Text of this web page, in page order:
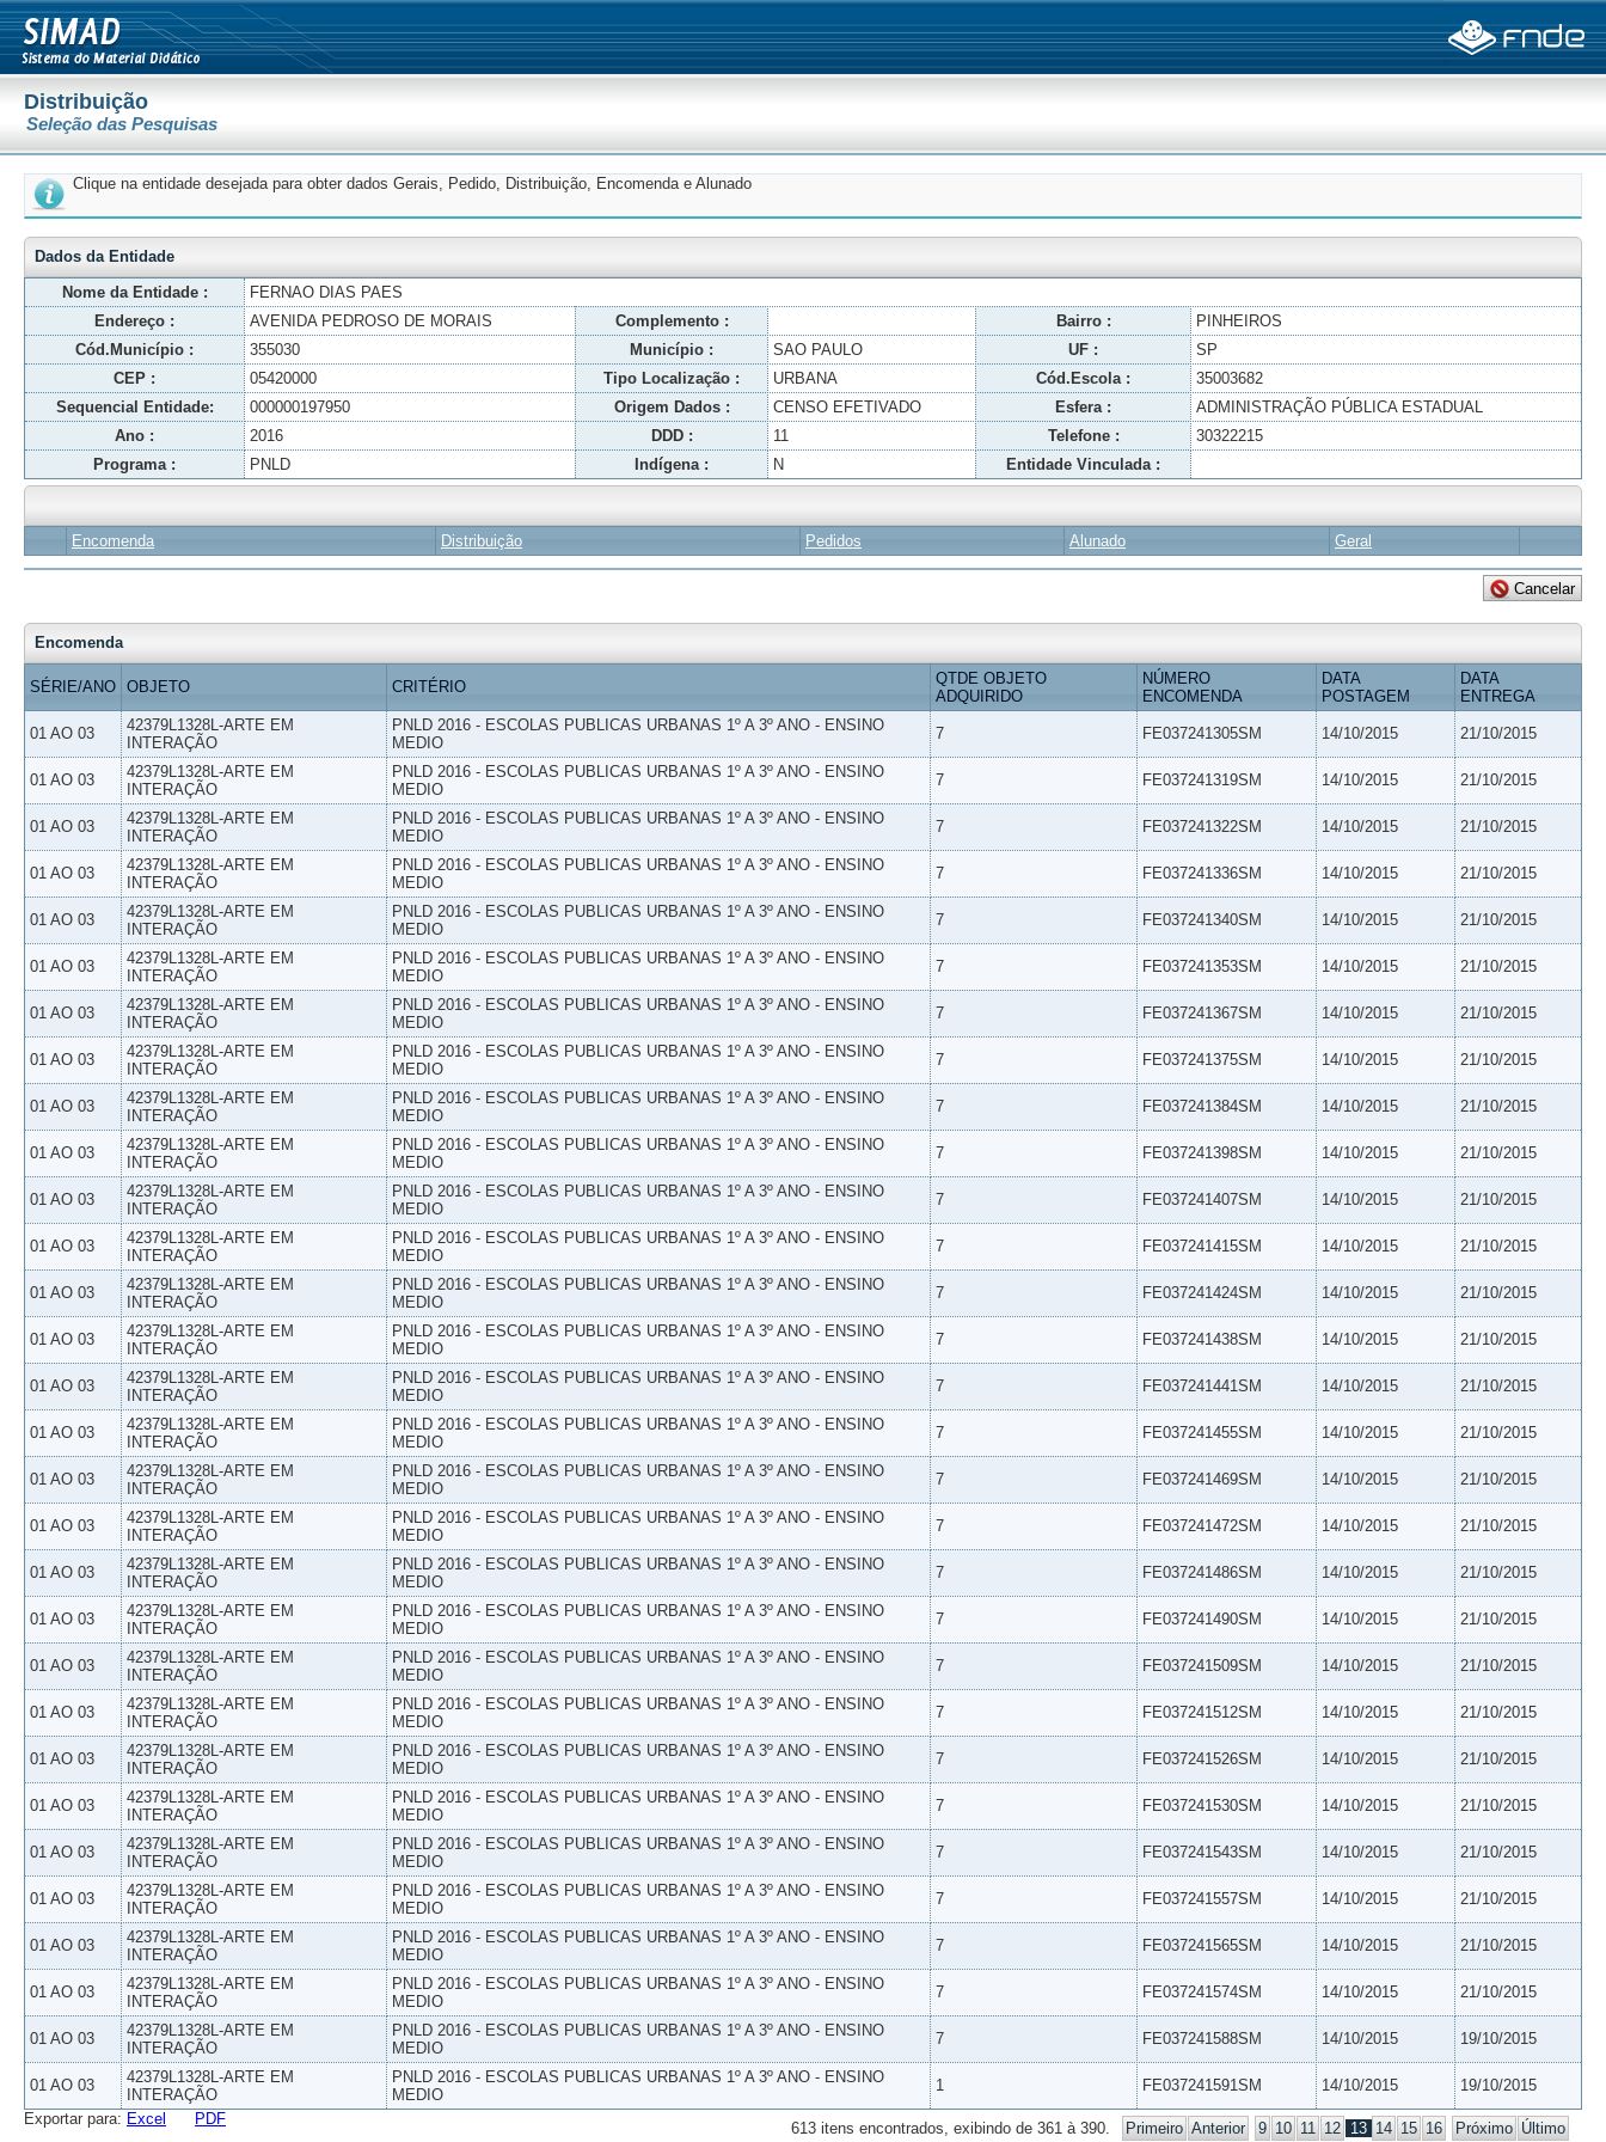
Distribuição
Seleção das Pesquisas
Clique na entidade desejada para obter dados Gerais, Pedido, Distribuição, Encomenda e Alunado
Dados da Entidade
Nome da Entidade :
FERNAO DIAS PAES
Endereço :
AVENIDA PEDROSO DE MORAIS Complemento : Bairro :
PINHEIROS
Cód.Município :
355030 Município : SAO PAULO UF :
SP
CEP :
05420000 Tipo Localização : URBANA Cód.Escola :
35003682
Sequencial Entidade:
000000197950 Origem Dados : CENSO EFETIVADO Esfera :
ADMINISTRAÇÃO PÚBLICA ESTADUAL
Ano :
2016 DDD : 11 Telefone :
30322215
Programa :
PNLD Indígena : N Entidade Vinculada :
Encomenda Distribuição Pedidos Alunado Geral
Encomenda
SÉRIE/ANO OBJETO CRITÉRIO
QTDE OBJETO
ADQUIRIDO
NÚMERO
ENCOMENDA
DATA
POSTAGEM
DATA
ENTREGA
01 AO 03
42379L1328L-ARTE EM
INTERAÇÃO
PNLD 2016 - ESCOLAS PUBLICAS URBANAS 1º A 3º ANO - ENSINO
MEDIO
7 FE037241305SM 14/10/2015 21/10/2015
01 AO 03
42379L1328L-ARTE EM
INTERAÇÃO
PNLD 2016 - ESCOLAS PUBLICAS URBANAS 1º A 3º ANO - ENSINO
MEDIO
7 FE037241319SM 14/10/2015 21/10/2015
01 AO 03
42379L1328L-ARTE EM
INTERAÇÃO
PNLD 2016 - ESCOLAS PUBLICAS URBANAS 1º A 3º ANO - ENSINO
MEDIO
7 FE037241322SM 14/10/2015 21/10/2015
01 AO 03
42379L1328L-ARTE EM
INTERAÇÃO
PNLD 2016 - ESCOLAS PUBLICAS URBANAS 1º A 3º ANO - ENSINO
MEDIO
7 FE037241336SM 14/10/2015 21/10/2015
01 AO 03
42379L1328L-ARTE EM
INTERAÇÃO
PNLD 2016 - ESCOLAS PUBLICAS URBANAS 1º A 3º ANO - ENSINO
MEDIO
7 FE037241340SM 14/10/2015 21/10/2015
01 AO 03
42379L1328L-ARTE EM
INTERAÇÃO
PNLD 2016 - ESCOLAS PUBLICAS URBANAS 1º A 3º ANO - ENSINO
MEDIO
7 FE037241353SM 14/10/2015 21/10/2015
01 AO 03
42379L1328L-ARTE EM
INTERAÇÃO
PNLD 2016 - ESCOLAS PUBLICAS URBANAS 1º A 3º ANO - ENSINO
MEDIO
7 FE037241367SM 14/10/2015 21/10/2015
01 AO 03
42379L1328L-ARTE EM
INTERAÇÃO
PNLD 2016 - ESCOLAS PUBLICAS URBANAS 1º A 3º ANO - ENSINO
MEDIO
7 FE037241375SM 14/10/2015 21/10/2015
01 AO 03
42379L1328L-ARTE EM
INTERAÇÃO
PNLD 2016 - ESCOLAS PUBLICAS URBANAS 1º A 3º ANO - ENSINO
MEDIO
7 FE037241384SM 14/10/2015 21/10/2015
01 AO 03
42379L1328L-ARTE EM
INTERAÇÃO
PNLD 2016 - ESCOLAS PUBLICAS URBANAS 1º A 3º ANO - ENSINO
MEDIO
7 FE037241398SM 14/10/2015 21/10/2015
01 AO 03
42379L1328L-ARTE EM
INTERAÇÃO
PNLD 2016 - ESCOLAS PUBLICAS URBANAS 1º A 3º ANO - ENSINO
MEDIO
7 FE037241407SM 14/10/2015 21/10/2015
01 AO 03
42379L1328L-ARTE EM
INTERAÇÃO
PNLD 2016 - ESCOLAS PUBLICAS URBANAS 1º A 3º ANO - ENSINO
MEDIO
7 FE037241415SM 14/10/2015 21/10/2015
01 AO 03
42379L1328L-ARTE EM
INTERAÇÃO
PNLD 2016 - ESCOLAS PUBLICAS URBANAS 1º A 3º ANO - ENSINO
MEDIO
7 FE037241424SM 14/10/2015 21/10/2015
01 AO 03
42379L1328L-ARTE EM
INTERAÇÃO
PNLD 2016 - ESCOLAS PUBLICAS URBANAS 1º A 3º ANO - ENSINO
MEDIO
7 FE037241438SM 14/10/2015 21/10/2015
01 AO 03
42379L1328L-ARTE EM
INTERAÇÃO
PNLD 2016 - ESCOLAS PUBLICAS URBANAS 1º A 3º ANO - ENSINO
MEDIO
7 FE037241441SM 14/10/2015 21/10/2015
01 AO 03
42379L1328L-ARTE EM
INTERAÇÃO
PNLD 2016 - ESCOLAS PUBLICAS URBANAS 1º A 3º ANO - ENSINO
MEDIO
7 FE037241455SM 14/10/2015 21/10/2015
01 AO 03
42379L1328L-ARTE EM
INTERAÇÃO
PNLD 2016 - ESCOLAS PUBLICAS URBANAS 1º A 3º ANO - ENSINO
MEDIO
7 FE037241469SM 14/10/2015 21/10/2015
01 AO 03
42379L1328L-ARTE EM
INTERAÇÃO
PNLD 2016 - ESCOLAS PUBLICAS URBANAS 1º A 3º ANO - ENSINO
MEDIO
7 FE037241472SM 14/10/2015 21/10/2015
01 AO 03
42379L1328L-ARTE EM
INTERAÇÃO
PNLD 2016 - ESCOLAS PUBLICAS URBANAS 1º A 3º ANO - ENSINO
MEDIO
7 FE037241486SM 14/10/2015 21/10/2015
01 AO 03
42379L1328L-ARTE EM
INTERAÇÃO
PNLD 2016 - ESCOLAS PUBLICAS URBANAS 1º A 3º ANO - ENSINO
MEDIO
7 FE037241490SM 14/10/2015 21/10/2015
01 AO 03
42379L1328L-ARTE EM
INTERAÇÃO
PNLD 2016 - ESCOLAS PUBLICAS URBANAS 1º A 3º ANO - ENSINO
MEDIO
7 FE037241509SM 14/10/2015 21/10/2015
01 AO 03
42379L1328L-ARTE EM
INTERAÇÃO
PNLD 2016 - ESCOLAS PUBLICAS URBANAS 1º A 3º ANO - ENSINO
MEDIO
7 FE037241512SM 14/10/2015 21/10/2015
01 AO 03
42379L1328L-ARTE EM
INTERAÇÃO
PNLD 2016 - ESCOLAS PUBLICAS URBANAS 1º A 3º ANO - ENSINO
MEDIO
7 FE037241526SM 14/10/2015 21/10/2015
01 AO 03
42379L1328L-ARTE EM
INTERAÇÃO
PNLD 2016 - ESCOLAS PUBLICAS URBANAS 1º A 3º ANO - ENSINO
MEDIO
7 FE037241530SM 14/10/2015 21/10/2015
01 AO 03
42379L1328L-ARTE EM
INTERAÇÃO
PNLD 2016 - ESCOLAS PUBLICAS URBANAS 1º A 3º ANO - ENSINO
MEDIO
7 FE037241543SM 14/10/2015 21/10/2015
01 AO 03
42379L1328L-ARTE EM
INTERAÇÃO
PNLD 2016 - ESCOLAS PUBLICAS URBANAS 1º A 3º ANO - ENSINO
MEDIO
7 FE037241557SM 14/10/2015 21/10/2015
01 AO 03
42379L1328L-ARTE EM
INTERAÇÃO
PNLD 2016 - ESCOLAS PUBLICAS URBANAS 1º A 3º ANO - ENSINO
MEDIO
7 FE037241565SM 14/10/2015 21/10/2015
01 AO 03
42379L1328L-ARTE EM
INTERAÇÃO
PNLD 2016 - ESCOLAS PUBLICAS URBANAS 1º A 3º ANO - ENSINO
MEDIO
7 FE037241574SM 14/10/2015 21/10/2015
01 AO 03
42379L1328L-ARTE EM
INTERAÇÃO
PNLD 2016 - ESCOLAS PUBLICAS URBANAS 1º A 3º ANO - ENSINO
MEDIO
7 FE037241588SM 14/10/2015 19/10/2015
01 AO 03
42379L1328L-ARTE EM
INTERAÇÃO
PNLD 2016 - ESCOLAS PUBLICAS URBANAS 1º A 3º ANO - ENSINO
MEDIO
1 FE037241591SM 14/10/2015 19/10/2015
613 itens encontrados, exibindo de 361 à 390. Primeiro Anterior 9 10 11 12 13 14 15 16 Próximo Último
Exportar para: Excel PDF